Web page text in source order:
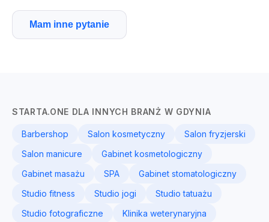
Mam inne pytanie
STARTA.ONE DLA INNYCH BRANŻ W GDYNIA
Barbershop Salon kosmetyczny
Salon fryzjerski
Salon manicure
Gabinet kosmetologiczny
Gabinet masażu
SPA
Gabinet stomatologiczny
Studio fitness
Studio jogi
Studio tatuażu
Studio fotograficzne
Klinika weterynaryjna